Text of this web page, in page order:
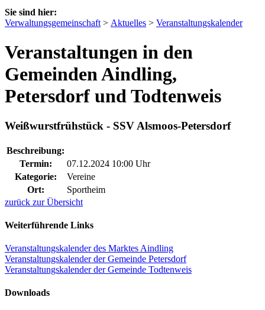
Sie sind hier:
Verwaltungsgemeinschaft > Aktuelles > Veranstaltungskalender
Veranstaltungen in den
Gemeinden Aindling,
Petersdorf und Todtenweis
Weißwurstfrühstück - SSV Alsmoos-Petersdorf
Beschreibung:
Termin:
07.12.2024 10:00 Uhr
Kategorie:
Vereine
Ort:
Sportheim
zurück zur Übersicht
Weiterführende Links
Veranstaltungskalender des Marktes Aindling
Veranstaltungskalender der Gemeinde Petersdorf
Veranstaltungskalender der Gemeinde Todtenweis
Downloads